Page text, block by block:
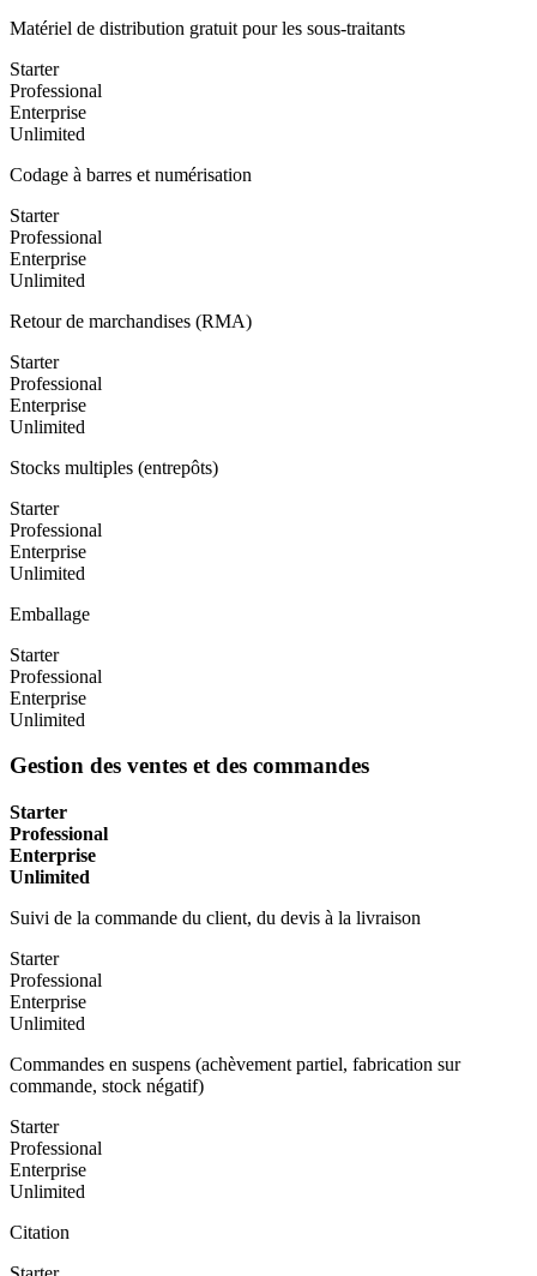
Matériel de distribution gratuit pour les sous-traitants
Starter
Professional
Enterprise
Unlimited
Codage à barres et numérisation
Starter
Professional
Enterprise
Unlimited
Retour de marchandises (RMA)
Starter
Professional
Enterprise
Unlimited
Stocks multiples (entrepôts)
Starter
Professional
Enterprise
Unlimited
Emballage
Starter
Professional
Enterprise
Unlimited
Gestion des ventes et des commandes
Starter
Professional
Enterprise
Unlimited
Suivi de la commande du client, du devis à la livraison
Starter
Professional
Enterprise
Unlimited
Commandes en suspens (achèvement partiel, fabrication sur
commande, stock négatif)
Starter
Professional
Enterprise
Unlimited
Citation